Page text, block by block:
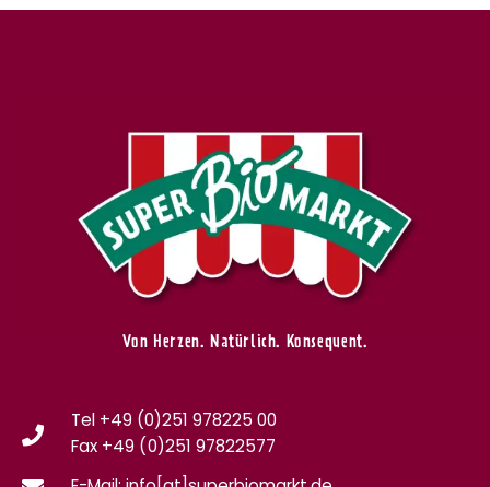
Von Herzen. Natürlich. Konsequent.
Tel +49 (0)251 978225 00
Fax +49 (0)251 97822577